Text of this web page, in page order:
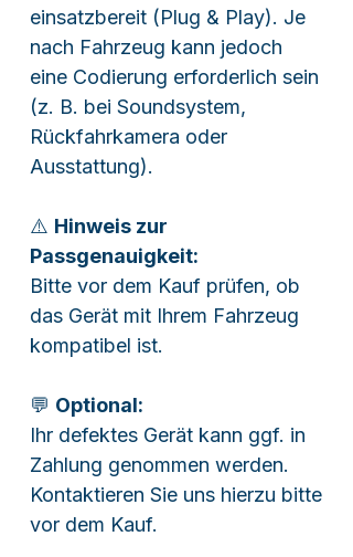
einsatzbereit (Plug & Play). Je
nach Fahrzeug kann jedoch
eine Codierung erforderlich sein
(z. B. bei Soundsystem,
Rückfahrkamera oder
Ausstattung).
⚠️ Hinweis zur
Passgenauigkeit:
Bitte vor dem Kauf prüfen, ob
das Gerät mit Ihrem Fahrzeug
kompatibel ist.
💬 Optional:
Ihr defektes Gerät kann ggf. in
Zahlung genommen werden.
Kontaktieren Sie uns hierzu bitte
vor dem Kauf.